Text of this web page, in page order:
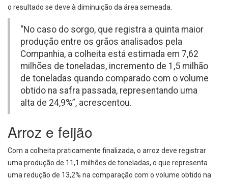
o resultado se deve à diminuição da área semeada.
“No caso do sorgo, que registra a quinta maior
produção entre os grãos analisados pela
Companhia, a colheita está estimada em 7,62
milhões de toneladas, incremento de 1,5 milhão
de toneladas quando comparado com o volume
obtido na safra passada, representando uma
alta de 24,9%”, acrescentou.
Arroz e feijão
Com a colheita praticamente finalizada, o arroz deve registrar
uma produção de 11,1 milhões de toneladas, o que representa
uma redução de 13,2% na comparação com o volume obtido na